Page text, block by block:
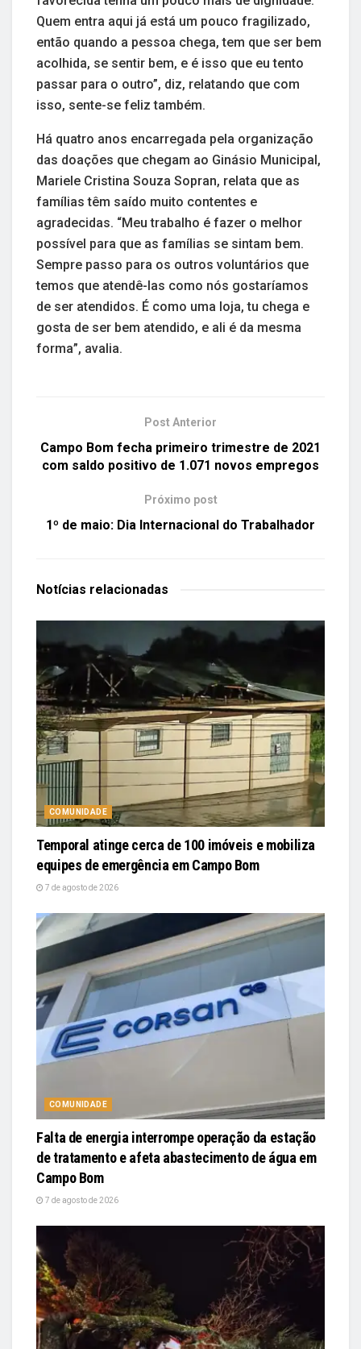
Quem entra aqui já está um pouco fragilizado,
então quando a pessoa chega, tem que ser bem
acolhida, se sentir bem, e é isso que eu tento
passar para o outro”, diz, relatando que com
isso, sente-se feliz também.
Há quatro anos encarregada pela organização
das doações que chegam ao Ginásio Municipal,
Mariele Cristina Souza Sopran, relata que as
famílias têm saído muito contentes e
agradecidas. “Meu trabalho é fazer o melhor
possível para que as famílias se sintam bem.
Sempre passo para os outros voluntários que
temos que atendê-las como nós gostaríamos
de ser atendidos. É como uma loja, tu chega e
gosta de ser bem atendido, e ali é da mesma
forma”, avalia.
Post Anterior
Campo Bom fecha primeiro trimestre de 2021
com saldo positivo de 1.071 novos empregos
Próximo post
1º de maio: Dia Internacional do Trabalhador
Notícias relacionadas
COMUNIDADE
Temporal atinge cerca de 100 imóveis e mobiliza
equipes de emergência em Campo Bom
7 de agosto de 2026
COMUNIDADE
Falta de energia interrompe operação da estação
de tratamento e afeta abastecimento de água em
Campo Bom
7 de agosto de 2026